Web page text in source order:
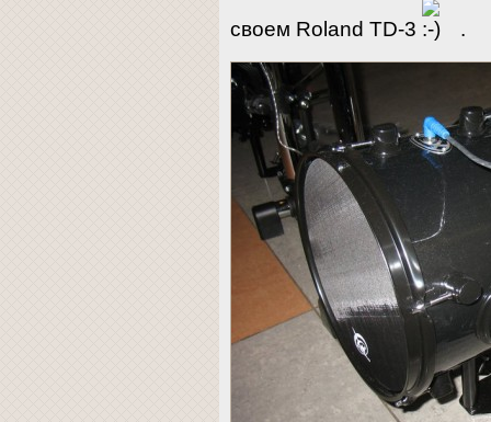
своем Roland TD-3
.